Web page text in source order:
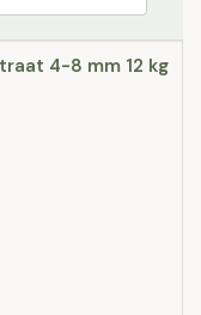
4-8 mm 12 kg